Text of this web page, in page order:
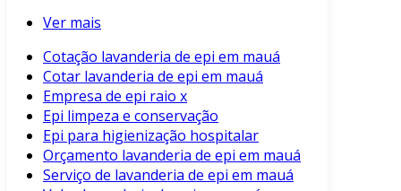
Ver mais
Cotação lavanderia de epi em mauá
Cotar lavanderia de epi em mauá
Empresa de epi raio x
Epi limpeza e conservação
Epi para higienização hospitalar
Orçamento lavanderia de epi em mauá
Serviço de lavanderia de epi em mauá